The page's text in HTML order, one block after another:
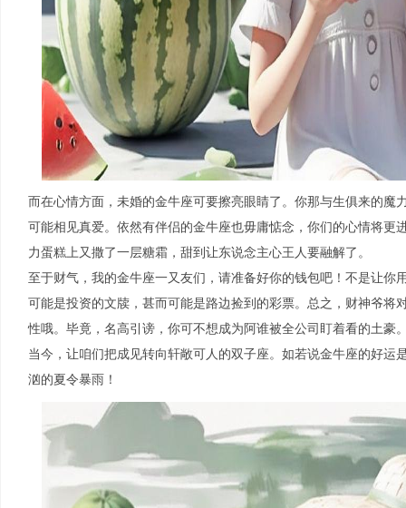
而在心情方面，未婚的金牛座可要擦亮眼睛了。你那与生俱来的魔
可能相见真爱。依然有伴侣的金牛座也毋庸惦念，你们的心情将更
力蛋糕上又撒了一层糖霜，甜到让东说念主心王人要融解了。
至于财气，我的金牛座一又友们，请准备好你的钱包吧！不是让你
可能是投资的文牍，甚而可能是路边捡到的彩票。总之，财神爷将
性哦。毕竟，名高引谤，你可不想成为阿谁被全公司盯着看的土豪
当今，让咱们把成见转向轩敞可人的双子座。如若说金牛座的好运
汹的夏令暴雨！